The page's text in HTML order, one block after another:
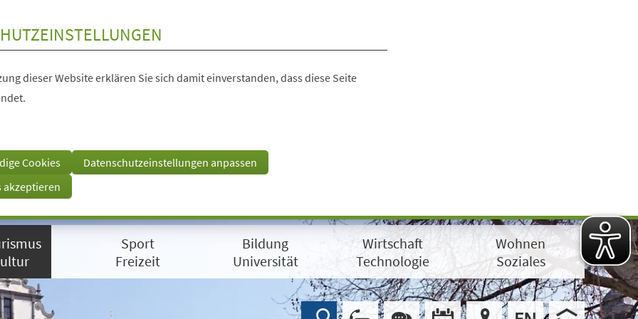
dieser Website erklären Sie sich damit einverstanden, dass diese Seite
Cookies
Datenschutzeinstellungen anpassen
akzeptieren
Sport
Freizeit
Bildung
Universität
Wirtschaft
Technologie
Wohnen
Soziales